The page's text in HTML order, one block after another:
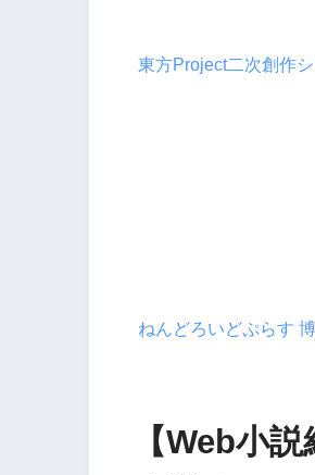
東方Project二次創作
ねんどろいどぷらす
【Web小